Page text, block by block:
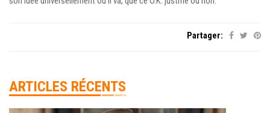
Partager:
ARTICLES RÉCENTS